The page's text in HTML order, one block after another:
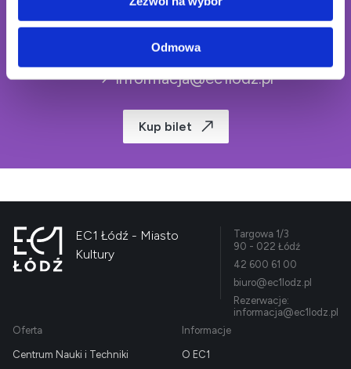
Odmowa
Sprawdź repertuar na dziś!
+48 42 600 61 00 wew. 1
informacja@ec1lodz.pl
Kup bilet
EC1 Łódź - Miasto
Kultury
Targowa 1/3
90 - 022 Łódź
42 600 61 00
biuro@ec1lodz.pl
Rezerwacje:
informacja@ec1lodz.pl
Oferta
Centrum Nauki i Techniki
Informacje
O EC1